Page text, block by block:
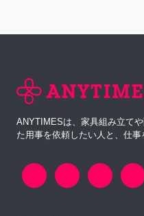
ANYTIMESは、家具組み立て
た用事を依頼したい人と、仕事